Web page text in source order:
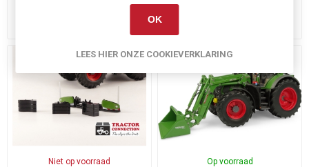
Niet op voorraad Op voorraad
OK
LEES HIER ONZE COOKIEVERKLARING